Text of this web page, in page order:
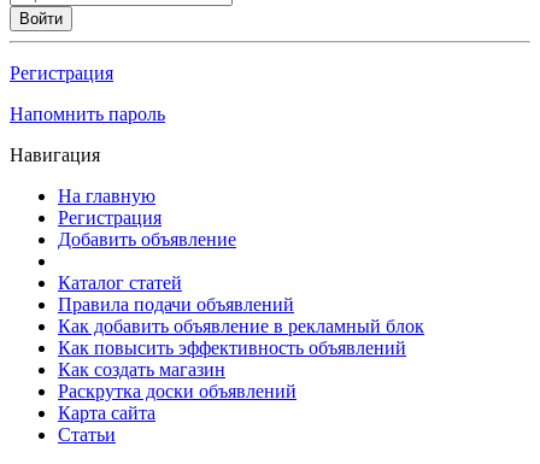
Войти
Регистрация
Напомнить пароль
Навигация
На главную
Регистрация
Добавить объявление
Каталог статей
Правила подачи объявлений
Как добавить объявление в рекламный блок
Как повысить эффективность объявлений
Как создать магазин
Раскрутка доски объявлений
Карта сайта
Статьи